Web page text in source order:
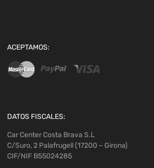
ACEPTAMOS:
DATOS FISCALES:
Car Center Costa Brava S.L
C/Suro, 2 Palafrugell (17200 – Girona)
CIF/NIF B55024285